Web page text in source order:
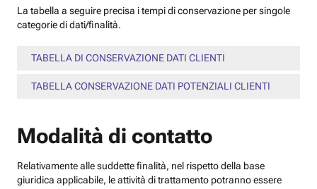
La tabella a seguire precisa i tempi di conservazione per singole
categorie di dati/finalità.
TABELLA DI CONSERVAZIONE DATI CLIENTI
TABELLA CONSERVAZIONE DATI POTENZIALI CLIENTI
Modalità di contatto
Relativamente alle suddette finalità, nel rispetto della base
giuridica applicabile, le attività di trattamento potranno essere